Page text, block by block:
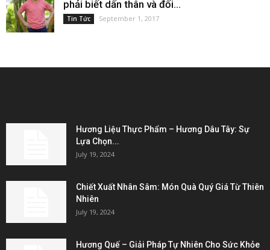
phải biết dấn thân và đối...
Tin Tức September 1, 2017
Hương Liệu Thực Phẩm – Hương Dâu Tây: Sự
Lựa Chọn...
July 19, 2024
Chiết Xuất Nhân Sâm: Món Quà Quý Giá Từ Thiên
Nhiên
July 19, 2024
Hương Quế – Giải Pháp Tự Nhiên Cho Sức Khỏe